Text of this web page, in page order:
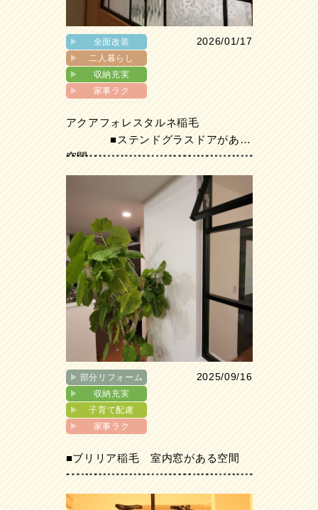
▶︎
全面改装
▶︎
二人暮らし
▶︎
収納充実
▶︎
家事ラク
2026/01/17
アクアフォレスタルネ稲毛
■ステンドグラスドアがある
空間
▶︎ 部分リフォーム
▶︎
収納充実
▶︎
子育て配慮
▶︎
家事ラク
2025/09/16
■ブリリア稲毛 室内窓がある空間